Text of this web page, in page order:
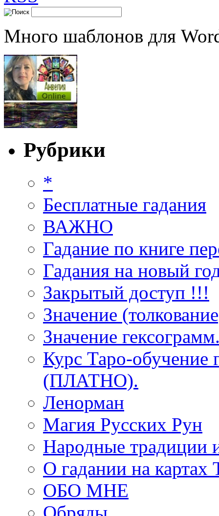
Много шаблонов для
Рубрики
*
Бесплатные гадания
ВАЖНО
Гадание по книге
Гадания на новый
Закрытый доступ !!!
Значение
Значение
Курс Таро-обучение
(ПЛАТНО).
Ленорман
Магия Русских Рун
Народные традиции
О гадании на картах
ОБО МНЕ